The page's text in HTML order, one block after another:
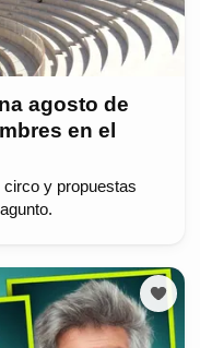
agosto de
en el
y propuestas